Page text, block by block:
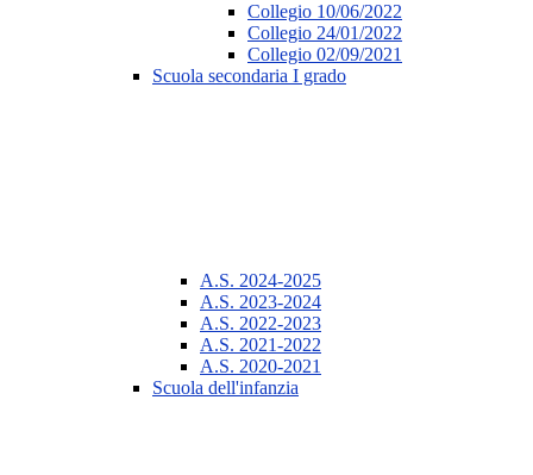
Collegio 10/06/2022
Collegio 24/01/2022
Collegio 02/09/2021
Scuola secondaria I grado
A.S. 2024-2025
A.S. 2023-2024
A.S. 2022-2023
A.S. 2021-2022
A.S. 2020-2021
Scuola dell'infanzia